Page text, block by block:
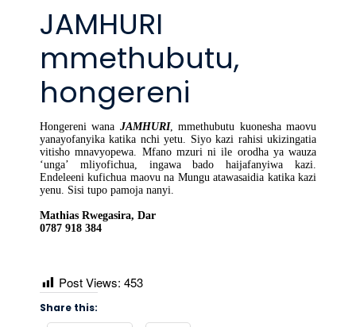
JAMHURI
mmethubutu,
hongereni
Hongereni wana JAMHURI, mmethubutu kuonesha maovu
yanayofanyika katika nchi yetu. Siyo kazi rahisi ukizingatia
vitisho mnavyopewa. Mfano mzuri ni ile orodha ya wauza
‘unga’ mliyofichua, ingawa bado haijafanyiwa kazi.
Endeleeni kufichua maovu na Mungu atawasaidia katika kazi
yenu. Sisi tupo pamoja nanyi.
Mathias Rwegasira, Dar
0787 918 384
Post Views: 453
Share this: